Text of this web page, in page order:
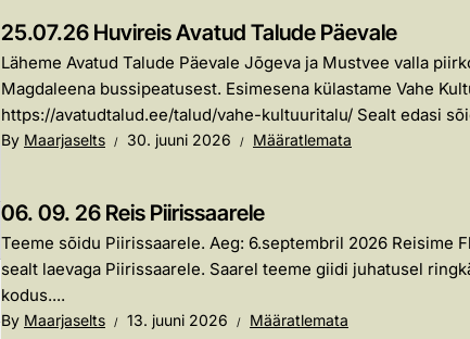
25.07.26 Huvireis Avatud Talude Päevale
Läheme Avatud Talude Päevale Jõgeva ja Mustvee valla
Magdaleena bussipeatusest. Esimesena külastame Vahe
https://avatudtalud.ee/talud/vahe-kultuuritalu/ Sealt edasi
By Maarjaselts 30. juuni 2026 Määratlemata
06. 09. 26 Reis Piirissaarele
Teeme sõidu Piirissaarele. Aeg: 6.septembril 2026 Reisime
sealt laevaga Piirissaarele. Saarel teeme giidi juhatusel
kodus....
By Maarjaselts 13. juuni 2026 Määratlemata